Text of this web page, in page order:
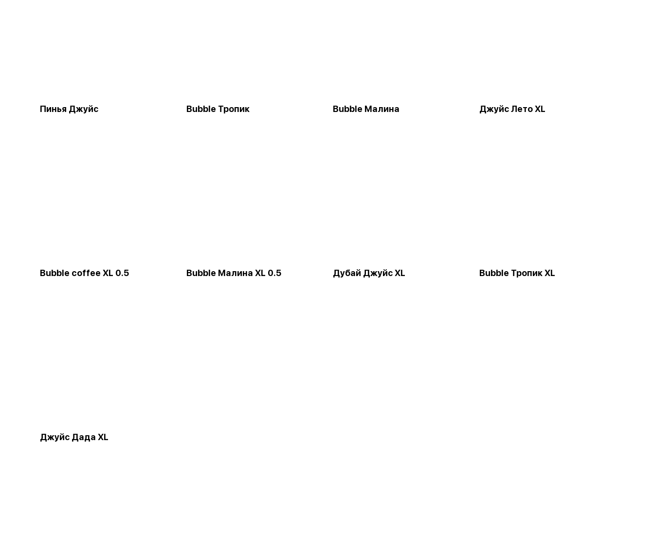
Пинья Джуйс Bubble Тропик Bubble Малина Джуйс Лето XL
Bubble coffee XL 0.5 Bubble Малина XL 0.5 Дубай Джуйс XL Bubble Тропик XL
Джуйс Дада XL